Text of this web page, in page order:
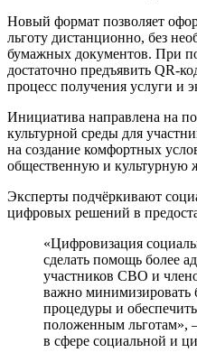
Новый формат позволяет
льготу дистанционно, без
бумажных документов. При
достаточно предъявить QR-
процесс получения услуги и
Инициатива направлена на
культурной среды для
на создание комфортных
общественную и культурную
Эксперты подчёркивают
цифровых решений в
«Цифровизация
сделать помощь более
участников СВО и
важно минимизировать
процедуры и
положенным льготам»,
в сфере социальной и